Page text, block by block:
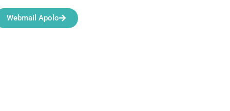
Webmail Apolo